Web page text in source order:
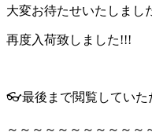
大変お待たせいたしまし
再度入荷致しました!!!
👓最後まで閲覧してい
～～～～～～～～～～～